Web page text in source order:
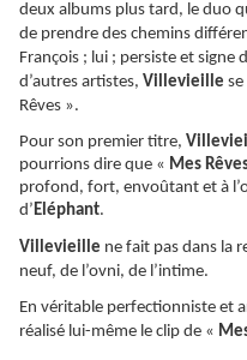
deux albums plus tard, le duo
de prendre des chemins
François ; lui ; persiste et
d’autres artistes, Villevieille
Rêves ».
Pour son premier titre,
pourrions dire que « Mes
profond, fort, envoûtant et à
d’ Eléphant.
Villevieille ne fait pas dans la
neuf, de l’ovni, de
En véritable perfectionniste et
réalisé lui-même le clip de «